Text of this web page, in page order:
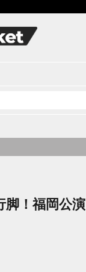
脚！福岡公演